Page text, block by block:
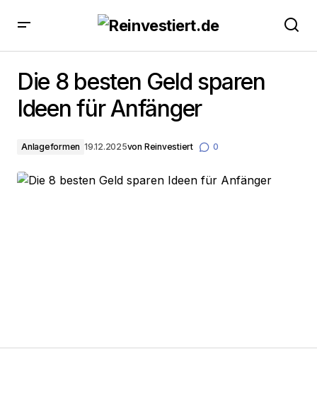
Die 8 besten Geld sparen
Ideen für Anfänger
Anlageformen 19.12.2025von Reinvestiert 0